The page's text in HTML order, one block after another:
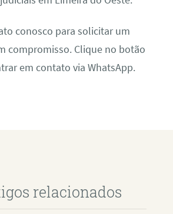
conosco para solicitar um
compromisso. Clique no botão
em contato via WhatsApp.
relacionados